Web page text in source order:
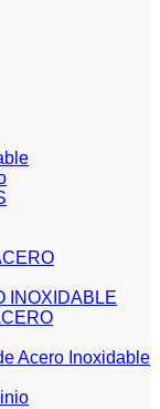
INOXIDABLE
Acero Inoxidable